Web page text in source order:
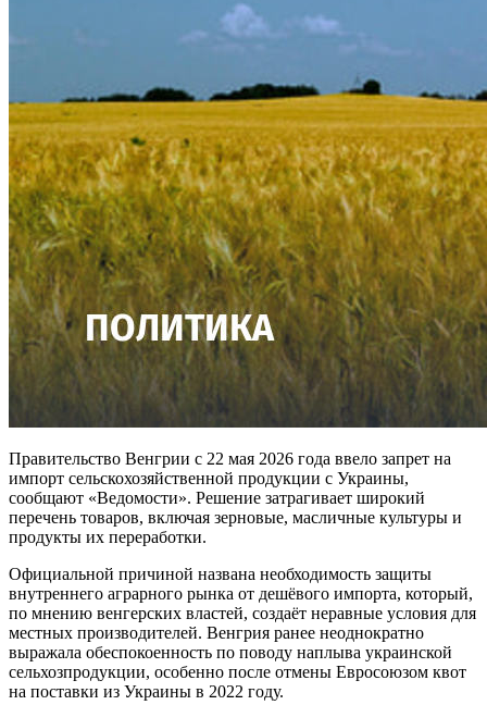
Правительство Венгрии с 22 мая 2026 года ввело запрет на
импорт сельскохозяйственной продукции с Украины,
сообщают «Ведомости». Решение затрагивает широкий
перечень товаров, включая зерновые, масличные культуры и
продукты их переработки.
Официальной причиной названа необходимость защиты
внутреннего аграрного рынка от дешёвого импорта, который,
по мнению венгерских властей, создаёт неравные условия для
местных производителей. Венгрия ранее неоднократно
выражала обеспокоенность по поводу наплыва украинской
сельхозпродукции, особенно после отмены Евросоюзом квот
на поставки из Украины в 2022 году.